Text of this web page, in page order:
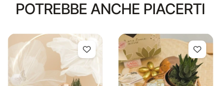
POTREBBE ANCHE PIACERTI